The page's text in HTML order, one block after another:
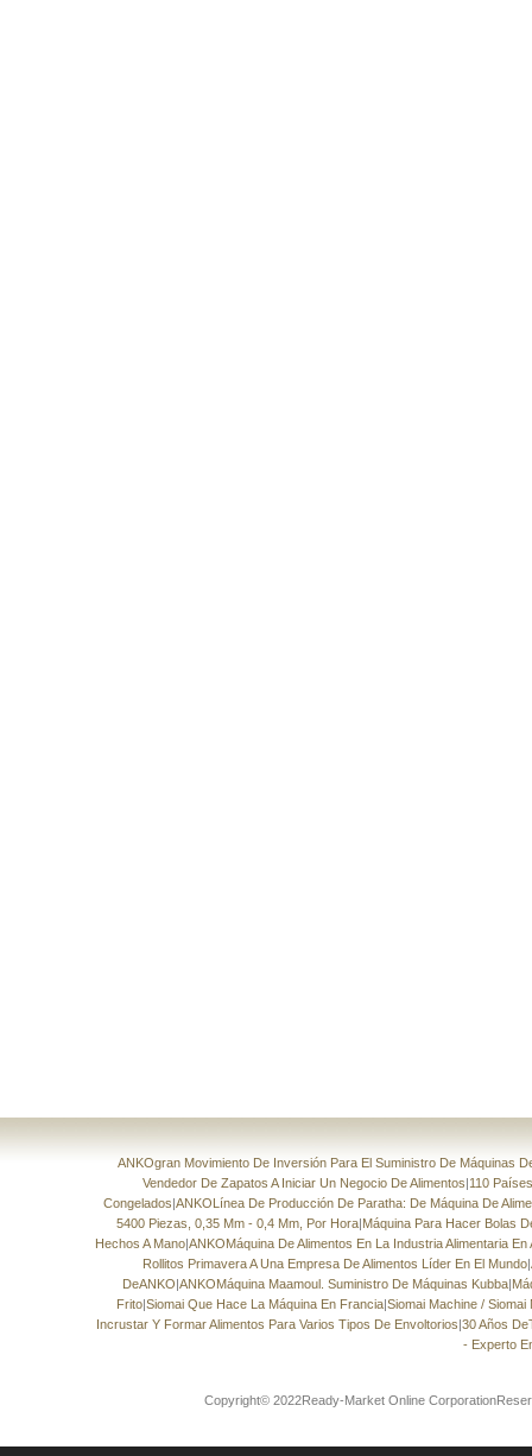
ANKOgran Movimiento De Inversión Para El Suministro De Máquinas
Vendedor De Zapatos A Iniciar Un Negocio De Alimentos|110
Congelados|ANKOLínea De Producción De Paratha: De Máquina De
5400 Piezas, 0,35 Mm - 0,4 Mm, Por Hora|Máquina Para Hacer Bolas
Hechos A Mano|ANKOMáquina De Alimentos En La Industria Alimentaria En
Rollitos Primavera A Una Empresa De Alimentos Líder En El Mundo|
DeANKO|ANKOMáquina Maamoul. Suministro De Máquinas Kubba|
Frito|Siomai Que Hace La Máquina En Francia|Siomai Machine /
Incrustar Y Formar Alimentos Para Varios Tipos De Envoltorios|30 Años
- Experto
Copyright© 2022Ready-Market Online